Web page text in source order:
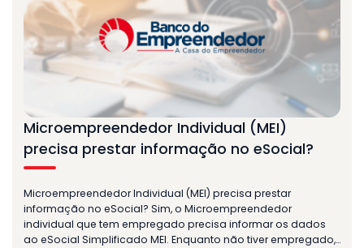
Microempreendedor Individual (MEI)
precisa prestar informação no eSocial?
Microempreendedor Individual (MEI) precisa prestar
informação no eSocial? Sim, o Microempreendedor
individual que tem empregado precisa informar os dados
ao eSocial Simplificado MEI. Enquanto não tiver empregado,…